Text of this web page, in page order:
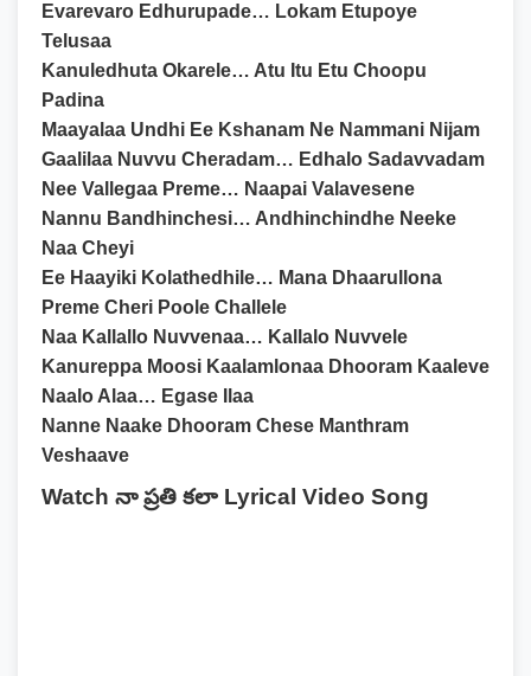
Evarevaro Edhurupade… Lokam Etupoye
Telusaa
Kanuledhuta Okarele… Atu Itu Etu Choopu
Padina
Maayalaa Undhi Ee Kshanam Ne Nammani Nijam
Gaalilaa Nuvvu Cheradam… Edhalo Sadavvadam
Nee Vallegaa Preme… Naapai Valavesene
Nannu Bandhinchesi… Andhinchindhe Neeke
Naa Cheyi
Ee Haayiki Kolathedhile… Mana Dhaarullona
Preme Cheri Poole Challele
Naa Kallallo Nuvvenaa… Kallalo Nuvvele
Kanureppa Moosi Kaalamlonaa Dhooram Kaaleve
Naalo Alaa… Egase Ilaa
Nanne Naake Dhooram Chese Manthram
Veshaave
Watch నా ప్రతి కలా Lyrical Video Song